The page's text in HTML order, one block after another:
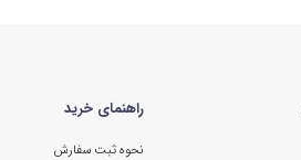
راهنمای خرید
نحوه ثبت سفارش